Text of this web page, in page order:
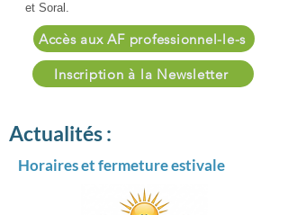
et Soral.
Accès aux AF professionnel-le-s
Inscription à la Newsletter
Actualités :
Horaires et fermeture estivale